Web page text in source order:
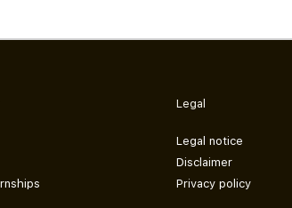
Legal
Legal notice
Disclaimer
Privacy policy